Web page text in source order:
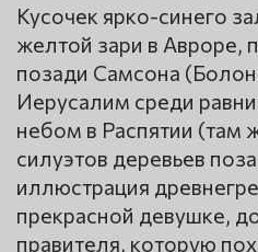
Кусочек ярко-синего
желтой зари в Авроре,
позади Самсона
Иерусалим среди
небом в Распятии (там
силуэтов деревьев
иллюстрация
прекрасной девушке,
правителя, которую